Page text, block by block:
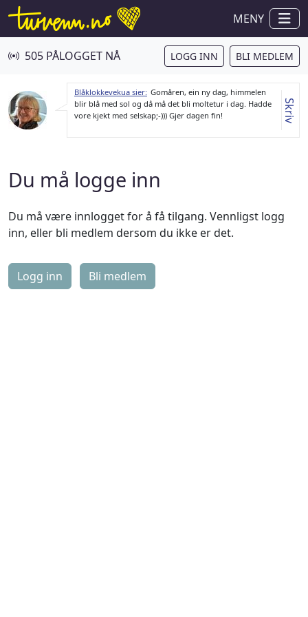
MENY
505 PÅLOGGET NÅ LOGG INN BLI MEDLEM
Blåklokkevekua sier: Gomåren, ein ny dag, himmelen
blir blå med sol og då må det bli moltetur i dag. Hadde
vore kjekt med selskap;-))) Gjer dagen fin!
Skriv
Du må logge inn
Du må være innlogget for å få tilgang. Vennligst logg
inn, eller bli medlem dersom du ikke er det.
Logg inn